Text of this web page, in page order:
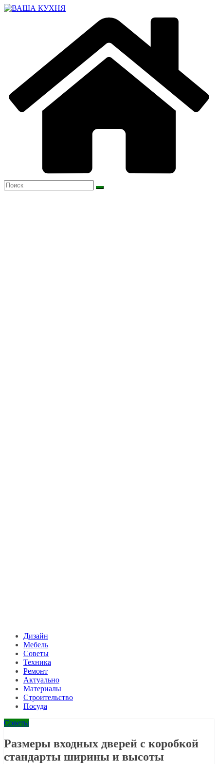
Перейти
Дизайн
Мебель
Советы
Техника
Ремонт
Актуально
Материалы
Строительство
Посуда
Советы
Размеры входных дверей с коробкой
стандарты ширины и высоты